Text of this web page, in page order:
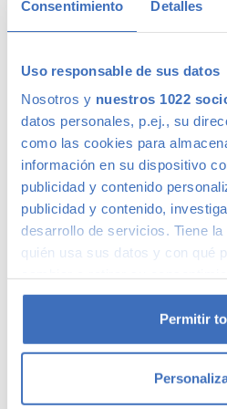
Consentimiento Detalles
Uso responsable de sus datos
Nosotros y nuestros 1022
datos personales, p.ej., su
como las cookies para
información en su dispositivo
publicidad y contenido
publicidad y contenido,
desarrollo de servicios. Tiene
quién usa sus datos y con qué
momento desde la Declaración
el Menú de consentimiento.
Recopilar información
Permitir
aconsejamos.
Calidad Canalcar
Compra con total tranquilidad,
acaba siendo un coche Canalcar.